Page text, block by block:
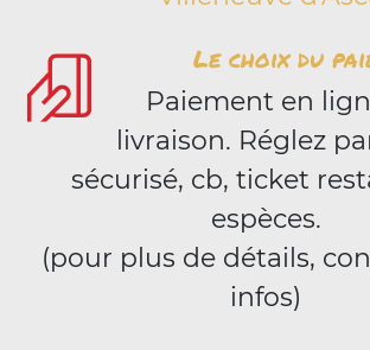
Le choix du
Paiement en
livraison. Réglez
sécurisé, cb, ticket
espèces.
(pour plus de détails,
infos)